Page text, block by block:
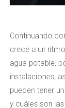
Continuando
crece a un
agua potable,
instalaciones,
pueden tener
y cuáles son